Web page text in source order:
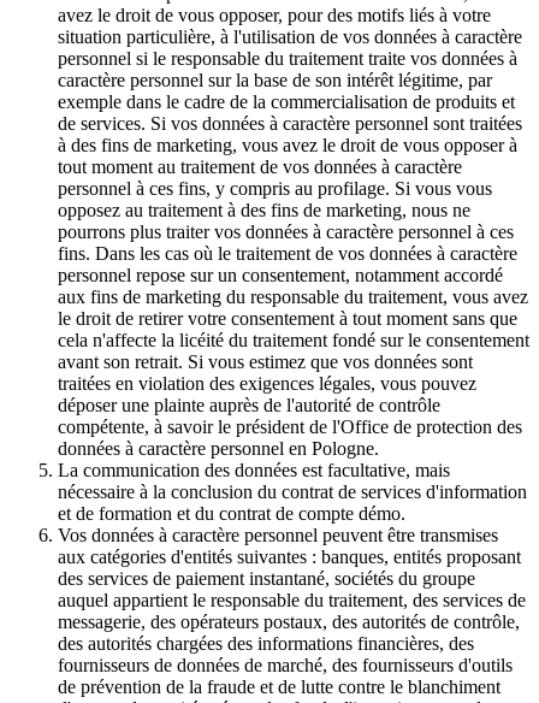
avez le droit de vous opposer, pour des motifs liés à votre
situation particulière, à l'utilisation de vos données à caractère
personnel si le responsable du traitement traite vos données à
caractère personnel sur la base de son intérêt légitime, par
exemple dans le cadre de la commercialisation de produits et
de services. Si vos données à caractère personnel sont traitées
à des fins de marketing, vous avez le droit de vous opposer à
tout moment au traitement de vos données à caractère
personnel à ces fins, y compris au profilage. Si vous vous
opposez au traitement à des fins de marketing, nous ne
pourrons plus traiter vos données à caractère personnel à ces
fins. Dans les cas où le traitement de vos données à caractère
personnel repose sur un consentement, notamment accordé
aux fins de marketing du responsable du traitement, vous avez
le droit de retirer votre consentement à tout moment sans que
cela n'affecte la licéité du traitement fondé sur le consentement
avant son retrait. Si vous estimez que vos données sont
traitées en violation des exigences légales, vous pouvez
déposer une plainte auprès de l'autorité de contrôle
compétente, à savoir le président de l'Office de protection des
données à caractère personnel en Pologne.
La communication des données est facultative, mais
nécessaire à la conclusion du contrat de services d'information
et de formation et du contrat de compte démo.
Vos données à caractère personnel peuvent être transmises
aux catégories d'entités suivantes : banques, entités proposant
des services de paiement instantané, sociétés du groupe
auquel appartient le responsable du traitement, des services de
messagerie, des opérateurs postaux, des autorités de contrôle,
des autorités chargées des informations financières, des
fournisseurs de données de marché, des fournisseurs d'outils
de prévention de la fraude et de lutte contre le blanchiment